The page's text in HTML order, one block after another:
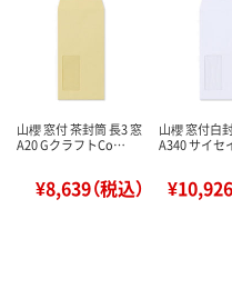
山櫻 窓付 茶封筒 長3 窓
A20 GクラフトCo…
¥8,639（税込）
山櫻 窓付白
A340 サイ
¥10,926